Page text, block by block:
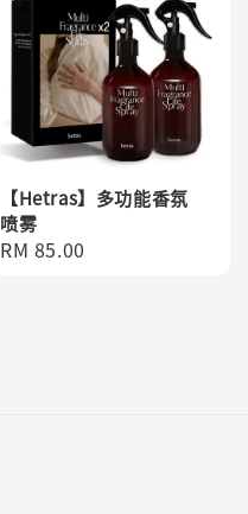
【Hetras】多功能香氛
喷雾
Regular
RM 85.00